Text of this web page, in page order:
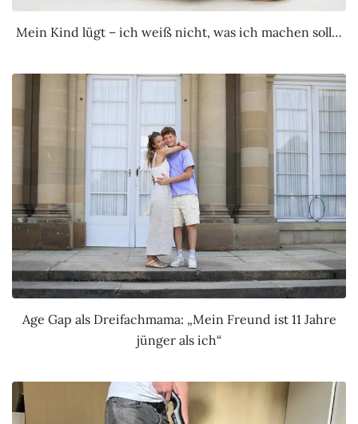
Mein Kind lügt – ich weiß nicht, was ich machen soll…
Age Gap als Dreifachmama: „Mein Freund ist 11 Jahre
jünger als ich“